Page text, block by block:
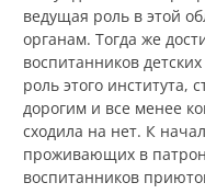
ведущая роль в этой
органам. Тогда же
воспитанников
роль этого института,
дорогим и все менее
сходила на нет. К
проживающих в
воспитанников